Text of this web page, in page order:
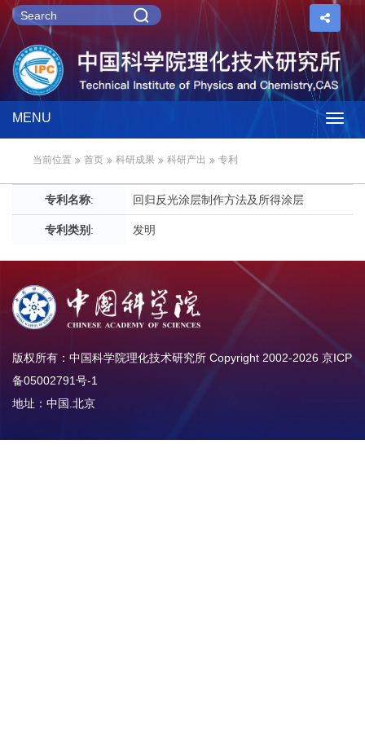
MENU
当前位置 首页 科研成果 科研产出 专利
专利名称: 回归反光涂层制作方法及所得涂层
专利类别 : 发明
版权所有：中国科学院理化技术研究所 Copyright 2002-2026 京ICP
备05002791号-1
地址：中国.北京